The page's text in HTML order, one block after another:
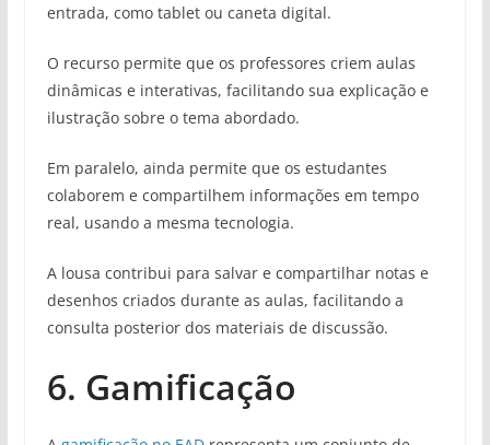
entrada, como tablet ou caneta digital.
O recurso permite que os professores criem aulas
dinâmicas e interativas, facilitando sua explicação e
ilustração sobre o tema abordado.
Em paralelo, ainda permite que os estudantes
colaborem e compartilhem informações em tempo
real, usando a mesma tecnologia.
A lousa contribui para salvar e compartilhar notas e
desenhos criados durante as aulas, facilitando a
consulta posterior dos materiais de discussão.
6. Gamificação